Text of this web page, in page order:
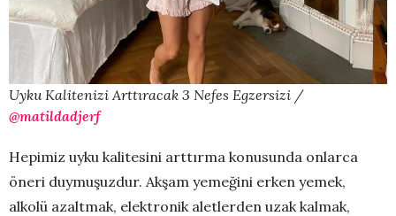
Uyku Kalitenizi Arttıracak 3 Nefes Egzersizi /
@matildadjerf
Hepimiz uyku kalitesini arttırma konusunda onlarca
öneri duymuşuzdur. Akşam yemeğini erken yemek,
alkolü azaltmak, elektronik aletlerden uzak kalmak,